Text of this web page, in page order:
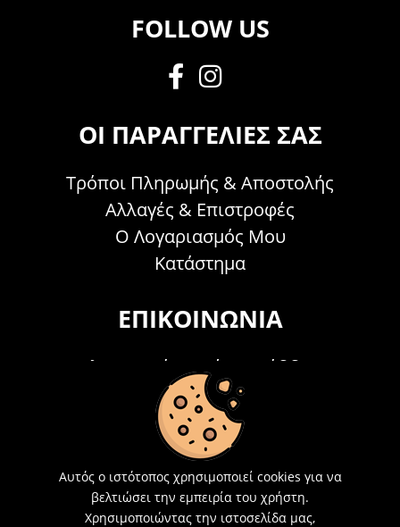
FOLLOW US
ΟΙ ΠΑΡΑΓΓΕΛΊΕΣ ΣΑΣ
Τρόποι Πληρωμής & Αποστολής
Αλλαγές & Επιστροφές
Ο Λογαριασμός Μου
Κατάστημα
ΕΠΙΚΟΙΝΩΝΊΑ
Τηλεφωνικά Δευτέρα - Σάββατο
09:00 - 15:00
Τ: 26214 00104
info@acosmetics.gr
Αυτός ο ιστότοπος χρησιμοποιεί cookies για να
βελτιώσει την εμπειρία του χρήστη.
Χρησιμοποιώντας την ιστοσελίδα μας,